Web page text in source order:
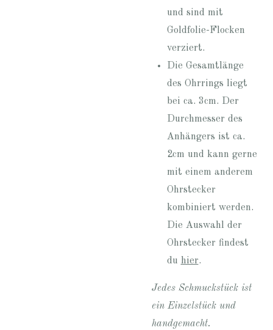
und sind mit
Goldfolie-Flocken
verziert.
Die Gesamtlänge
des Ohrrings liegt
bei ca. 3cm. Der
Durchmesser des
Anhängers ist ca.
2cm und kann gerne
mit einem anderem
Ohrstecker
kombiniert werden.
Die Auswahl der
Ohrstecker findest
du hier.
Jedes Schmuckstück ist
ein Einzelstück und
handgemacht.